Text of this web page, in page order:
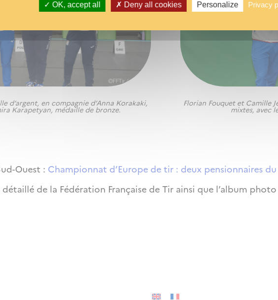
d’argent, en compagnie d’Anna Korakaki,
Karapetyan, médaille de bronze.
Florian Fouquet et Camille
mixtes, avec
Ouest : Championnat d’Europe de tir : deux pensionnaires du
de la Fédération Française de Tir ainsi que l’album photo
OK, accept all Deny all cookies Personalize Privacy